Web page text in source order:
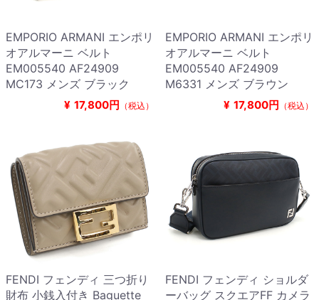
EMPORIO ARMANI エンポリ
オアルマーニ ベルト
EM005540 AF24909
MC173 メンズ ブラック
¥ 17,800円 （税込）
EMPORIO ARMANI エンポリ
オアルマーニ ベルト
EM005540 AF24909
M6331 メンズ ブラウン
¥ 17,800円 （税込）
FENDI フェンディ 三つ折り
財布 小銭入付き Baguette
FENDI フェンディ ショルダ
ーバッグ スクエアFF カメラ